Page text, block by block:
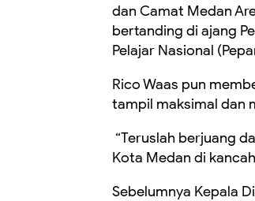
dan Camat Medan
bertanding di ajang
Pelajar Nasional
Rico Waas pun
tampil maksimal dan
“Teruslah berjuang
Kota Medan di
Sebelumnya Kepala